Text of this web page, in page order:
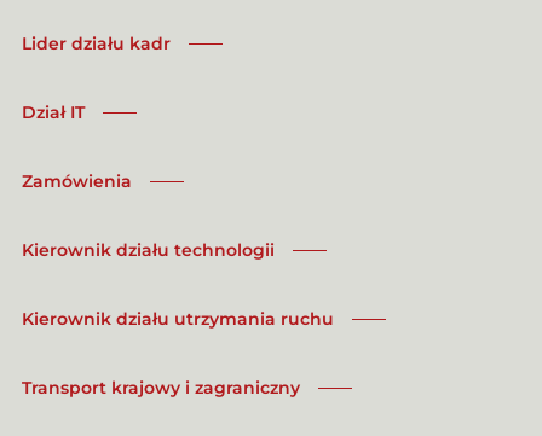
Lider działu kadr
Dział IT
Zamówienia
Kierownik działu technologii
Kierownik działu utrzymania ruchu
Transport krajowy i zagraniczny